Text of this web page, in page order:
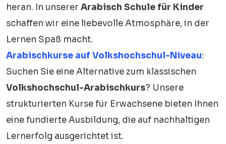
heran. In unserer Arabisch Schule für Kinder
schaffen wir eine liebevolle Atmosphäre, in der
Lernen Spaß macht.
Arabischkurse auf Volkshochschul-Niveau:
Suchen Sie eine Alternative zum klassischen
Volkshochschul-Arabischkurs? Unsere
strukturierten Kurse für Erwachsene bieten Ihnen
eine fundierte Ausbildung, die auf nachhaltigen
Lernerfolg ausgerichtet ist.